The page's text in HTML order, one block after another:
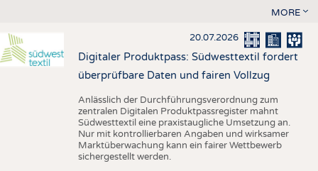
MORE
20.07.2026
Digitaler Produktpass: Südwesttextil fordert
überprüfbare Daten und fairen Vollzug
Anlässlich der Durchführungsverordnung zum
zentralen Digitalen Produktpassregister mahnt
Südwesttextil eine praxistaugliche Umsetzung an.
Nur mit kontrollierbaren Angaben und wirksamer
Marktüberwachung kann ein fairer Wettbewerb
sichergestellt werden.